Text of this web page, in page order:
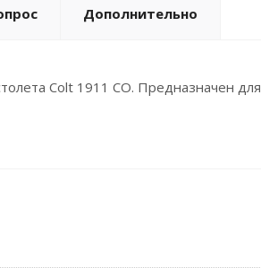
Дополнительно
Colt 1911 CO. Предназначен